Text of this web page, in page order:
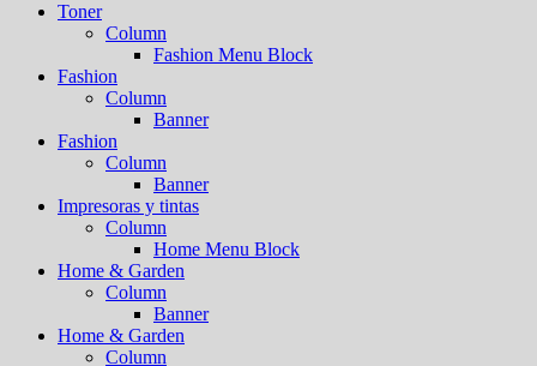
Toner
Column
Fashion Menu Block
Fashion
Column
Banner
Fashion
Column
Banner
Impresoras y tintas
Column
Home Menu Block
Home & Garden
Column
Banner
Home & Garden
Column